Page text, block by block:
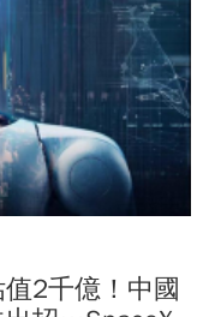
2千億！中國